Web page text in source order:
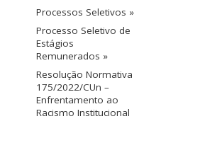
Processos Seletivos »
Processo Seletivo de
Estágios
Remunerados »
Resolução Normativa
175/2022/CUn –
Enfrentamento ao
Racismo Institucional